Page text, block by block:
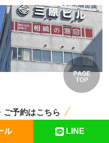
ご予約はこちら
ル LINE